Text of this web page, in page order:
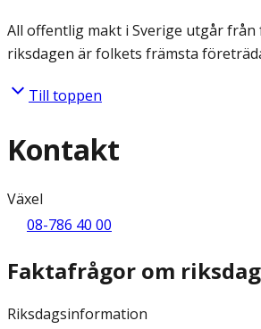
All offentlig makt i Sverige utgår från
riksdagen är folkets främsta
Till toppen
Kontakt
Växel
08-786 40 00
Faktafrågor om
Riksdagsinformation